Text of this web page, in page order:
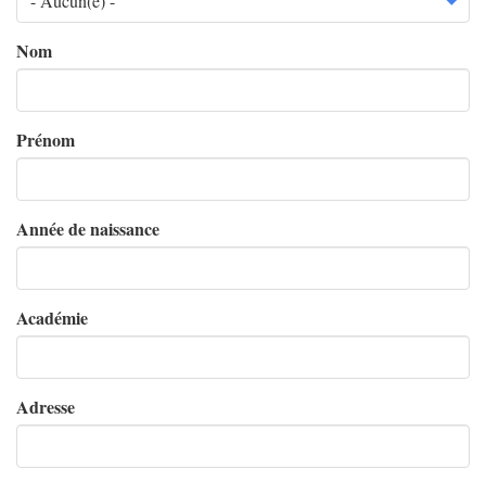
Nom
Prénom
Année de naissance
Académie
Adresse